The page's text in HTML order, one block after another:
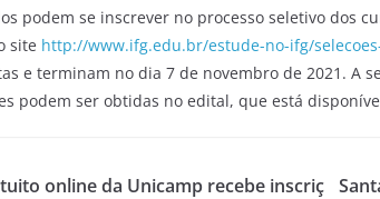
podem se inscrever no processo seletivo dos
site http://www.ifg.edu.br/estude-no-ifg/
e terminam no dia 7 de novembro de 2021. A
podem ser obtidas no edital, que está
online da Unicamp recebe inscriç